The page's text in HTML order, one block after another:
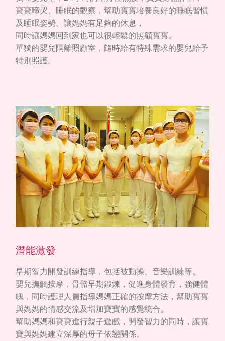
寶寶啼哭、睡眠的觀察，幫助寶寶培養良好的睡眠習慣
及睡眠姿勢。讓媽媽有足夠的休息，
同時讓媽媽回到家也可以很輕鬆的照顧寶寶。
單獨的嬰兒隔離照顧室，隨時給有特殊需求的嬰兒給予
特別照護。
潛能激發
早期智力開發訓練指導，包括被動操、音樂訓練等。
嬰兒撫觸按摩，骨骼早期鍛煉，促進身體發育，強健體
魄，同時護理人員指導媽媽正確的按摩方法，幫助寶寶
與媽媽的情感交流及增加寶寶的感覺統合。
幫助媽媽和寶寶進行親子遊戲，開發智力的同時，讓寶
寶與媽媽建立深厚的母子依戀關係。